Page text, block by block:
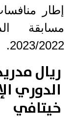
إطار
مسابقة
2023/2022.
ريال
الدوري
خيتافي